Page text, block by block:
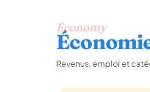
Economy
Revenus, emploi et